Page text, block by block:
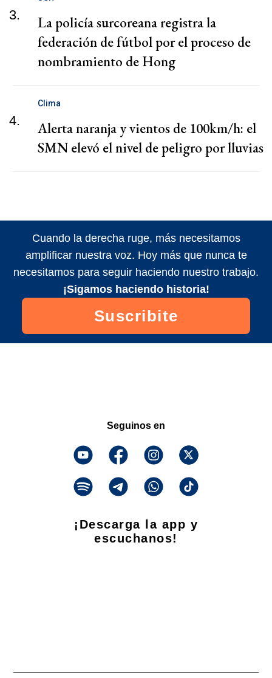
3.
La policía surcoreana registra la
federación de fútbol por el proceso de
nombramiento de Hong
4.
Clima
Alerta naranja y vientos de 100km/h: el
SMN elevó el nivel de peligro por lluvias
Cuando la derecha ruge, más necesitamos
amplificar nuestra voz. Hoy más que nunca te
necesitamos para seguir haciendo nuestro trabajo.
¡Sigamos haciendo historia!
Suscribite
Seguinos en
¡Descarga la app y
escuchanos!